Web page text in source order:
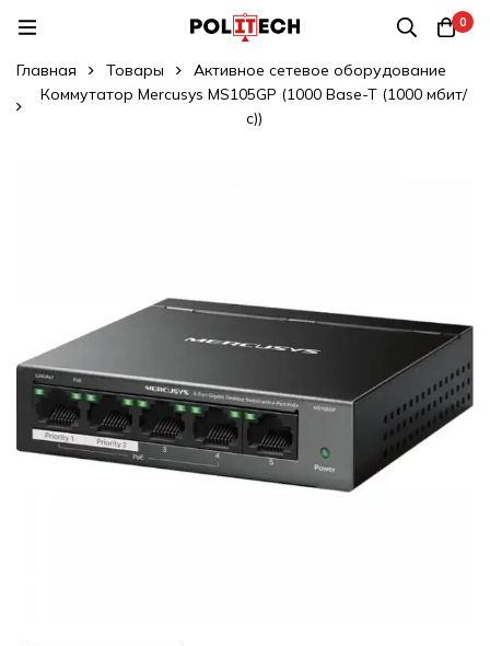
0
Главная Товары
Активное сетевое оборудование
Коммутатор Mercusys MS105GP (1000 Base-T (1000 мбит/
с))